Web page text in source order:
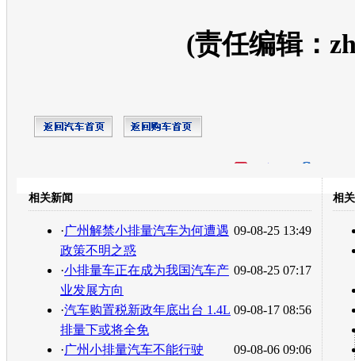
(责任编辑：
转发至：
相关新闻
09-08-25 13:49
·广州解禁小排量汽车为何遭遇
政策不明之惑
09-08-25 07:17
·小排量车正在成为我国汽车产
业发展方向
09-08-17 08:56
·汽车购置税新政年底出台 1.4L
排量下或将全免
09-08-06 09:06
·广州小排量汽车不能行驶
相